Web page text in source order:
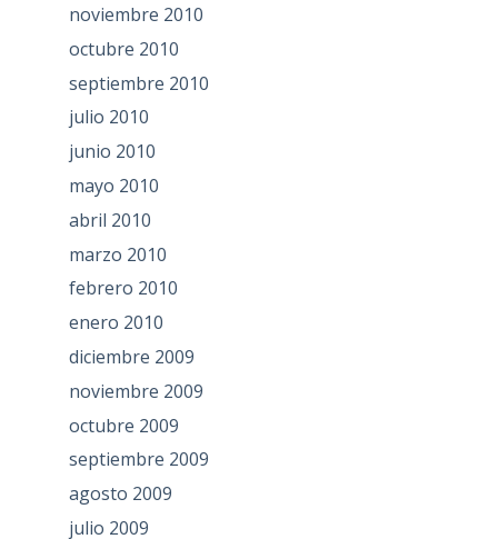
noviembre 2010
octubre 2010
septiembre 2010
julio 2010
junio 2010
mayo 2010
abril 2010
marzo 2010
febrero 2010
enero 2010
diciembre 2009
noviembre 2009
octubre 2009
septiembre 2009
agosto 2009
julio 2009